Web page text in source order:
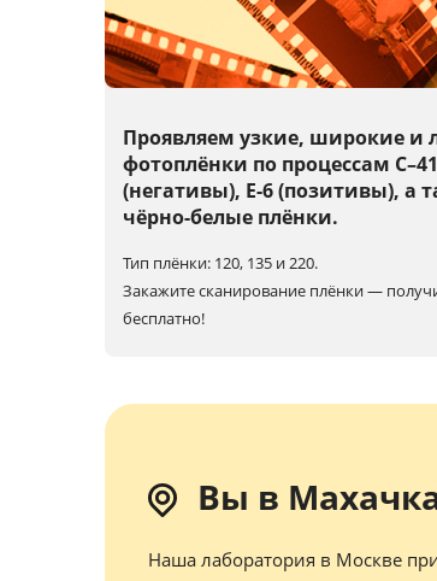
Проявляем узкие, широкие и
фотоплёнки по процессам C–41
(негативы), E-6 (позитивы), а
чёрно-белые плёнки.
Тип плёнки: 120, 135 и 220.
Закажите сканирование плёнки —
бесплатно!
Вы в
Наша лаборатория в Москве